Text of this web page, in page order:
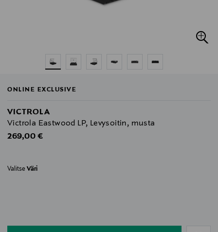
ONLINE EXCLUSIVE
VICTROLA
Victrola Eastwood LP, Levysoitin, musta
Original Price
269,00 €
Valitse Väri